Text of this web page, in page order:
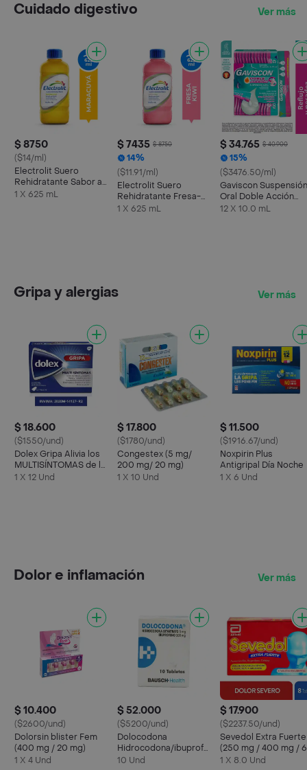
Cuidado digestivo Ver más
$ 8750
($14/ml)
Electrolit Suero
Rehidratante Sabor a
Maracuyá
1 X 625 mL
$ 7435 $ 8750
14%
($11.91/ml)
Electrolit Suero
Rehidratante Fresa-
Kiwi
1 X 625 mL
$ 34.765 $ 40.900
15%
($3476.50/ml)
Gaviscon Suspensión
Oral Doble Acción
Sachet
12 X 10.0 mL
Gripa y alergias Ver más
$ 18.600
($1550/und)
Dolex Gripa Alivia los
MULTISÍNTOMAS de la
Gripa X 12 tabs
1 X 12 Und
$ 17.800
($1780/und)
Congestex (5 mg/
200 mg/ 20 mg)
1 X 10 Und
$ 11.500
($1916.67/und)
Noxpirin Plus
Antigripal Día Noche
1 X 6 Und
Dolor e inflamación Ver más
$ 10.400
($2600/und)
Dolorsin blister Fem
(400 mg / 20 mg)
1 X 4 Und
$ 52.000
($5200/und)
Dolocodona
Hidrocodona/ibuprofeno
5/200 Mg
10 Und
$ 17.900
($2237.50/und)
Sevedol Extra Fuerte
(250 mg / 400 mg /
mg)
1 X 8.0 Und